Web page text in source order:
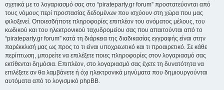
σχετικά με το λογαριασμό σας στο “pirateparty.gr forum” προστατεύονται από
τους νόμους περί προστασίας δεδομένων που ισχύουν στη χώρα που μας
φιλοξενεί. Οποιεσδήποτε πληροφορίες επιπλέον του ονόματος μέλους, του
κωδικού και του ηλεκτρονικού ταχυδρομείου σας που απαιτούνται από το
“pirateparty.gr forum” κατά τη διάρκεια της διαδικασίας εγγραφής είναι στην
παρέκκλισή μας ως προς το τι είναι υποχρεωτικό και τι προαιρετικό. Σε κάθε
περίπτωση, μπορείτε να επιλέξετε ποιες πληροφορίες στον λογαριασμό σας
εκτίθενται δημόσια. Επιπλέον, στο λογαριασμό σας έχετε τη δυνατότητα να
επιλέξετε αν θα λαμβάνετε ή όχι ηλεκτρονικά μηνύματα που δημιουργούνται
αυτόματα από το λογισμικό phpBB.